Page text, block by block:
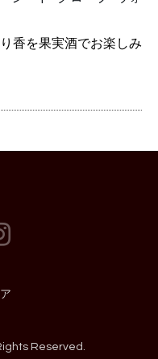
香を果実酒でお楽しみ
Reserved.